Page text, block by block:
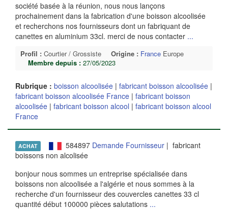
société basée à la réunion, nous nous lançons
prochainement dans la fabrication d'une boisson alcoolisée
et recherchons nos fournisseurs dont un fabriquant de
canettes en aluminium 33cl. merci de nous contacter ...
Profil : Courtier / Grossiste Origine : France Europe
Membre depuis : 27/05/2023
Rubrique : boisson alcoolisée | fabricant boisson alcoolisée |
fabricant boisson alcoolisée France | fabricant boisson
alcoolisée | fabricant boisson alcool | fabricant boisson alcool
France
ACHAT 584897 Demande Fournisseur| fabricant
boissons non alcolisée
bonjour nous sommes un entreprise spécialisée dans
boissons non alcoolisée a l'algérie et nous sommes à la
recherche d'un fournisseur des couvercles canettes 33 cl
quantité début 100000 pièces salutations ...